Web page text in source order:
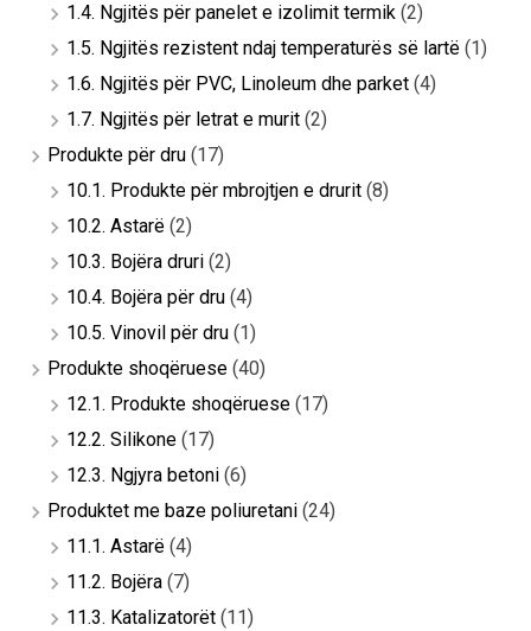
1.4. Ngjitës për panelet e izolimit termik (2)
1.5. Ngjitës rezistent ndaj temperaturës së lartë (1)
1.6. Ngjitës për PVC, Linoleum dhe parket (4)
1.7. Ngjitës për letrat e murit (2)
Produkte për dru (17)
10.1. Produkte për mbrojtjen e drurit (8)
10.2. Astarë (2)
10.3. Bojëra druri (2)
10.4. Bojëra për dru (4)
10.5. Vinovil për dru (1)
Produkte shoqëruese (40)
12.1. Produkte shoqëruese (17)
12.2. Silikone (17)
12.3. Ngjyra betoni (6)
Produktet me baze poliuretani (24)
11.1. Astarë (4)
11.2. Bojëra (7)
11.3. Katalizatorët (11)